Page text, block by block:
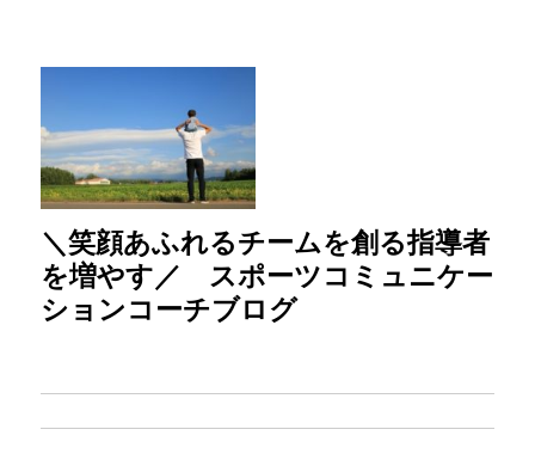
＼笑顔あふれるチームを創る指導者
を増やす／ スポーツコミュニケー
ションコーチブログ